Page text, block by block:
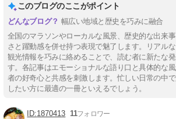
このブログのここがポイント
幅広い地域と歴史を巧みに融合
全国のマラソンやローカルな風景、歴史的な出来
さと躍動感を併せ持つ表現で魅了します。リアル
観光情報を巧みに絡めることで、読む者に新たな
す。各記事はエモーショナルな語り口と具体的な
者の好奇心と共感を刺激します。忙しい日常の中
したい方に最適の一冊といえるでしょう。
1870413 11